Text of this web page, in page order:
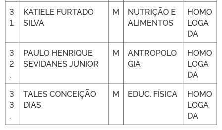
3
1.
KATIELE FURTADO
SILVA
M
NUTRIÇÃO E
ALIMENTOS
HOMO
LOGA
DA
3
2
.
PAULO HENRIQUE
SEVIDANES JUNIOR
M
ANTROPOLO
GIA
HOMO
LOGA
DA
3
3
.
TALES CONCEIÇÃO
DIAS
M EDUC. FÍSICA
HOMO
LOGA
DA